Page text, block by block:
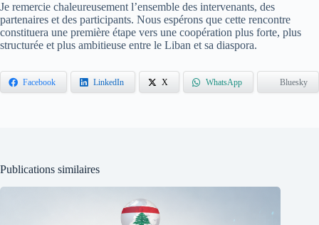
Je remercie chaleureusement l’ensemble des intervenants, des
partenaires et des participants. Nous espérons que cette rencontre
constituera une première étape vers une coopération plus forte, plus
structurée et plus ambitieuse entre le Liban et sa diaspora.
Facebook LinkedIn X WhatsApp Bluesky
Publications similaires